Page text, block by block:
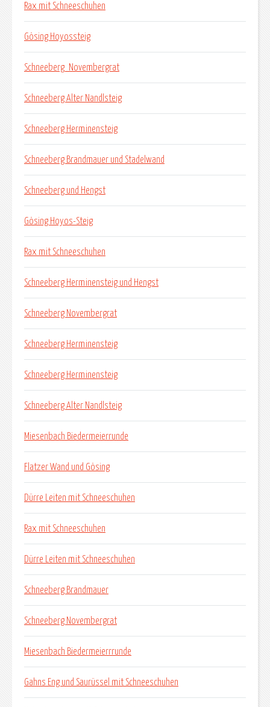
Rax mit Schneeschuhen
Gösing Hoyossteig
Schneeberg_Novembergrat
Schneeberg Alter Nandlsteig
Schneeberg Herminensteig
Schneeberg Brandmauer und Stadelwand
Schneeberg und Hengst
Gösing Hoyos-Steig
Rax mit Schneeschuhen
Schneeberg Herminensteig und Hengst
Schneeberg Novembergrat
Schneeberg Herminensteig
Schneeberg Herminensteig
Schneeberg Alter Nandlsteig
Miesenbach Biedermeierrunde
Flatzer Wand und Gösing
Dürre Leiten mit Schneeschuhen
Rax mit Schneeschuhen
Dürre Leiten mit Schneeschuhen
Schneeberg Brandmauer
Schneeberg Novembergrat
Miesenbach Biedermeierrrunde
Gahns Eng und Saurüssel mit Schneeschuhen